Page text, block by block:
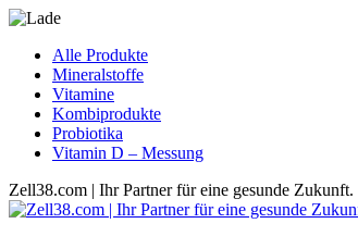
Alle Produkte
Mineralstoffe
Vitamine
Kombiprodukte
Probiotika
Vitamin D – Messung
Zell38.com | Ihr Partner für eine gesunde Zukunft.